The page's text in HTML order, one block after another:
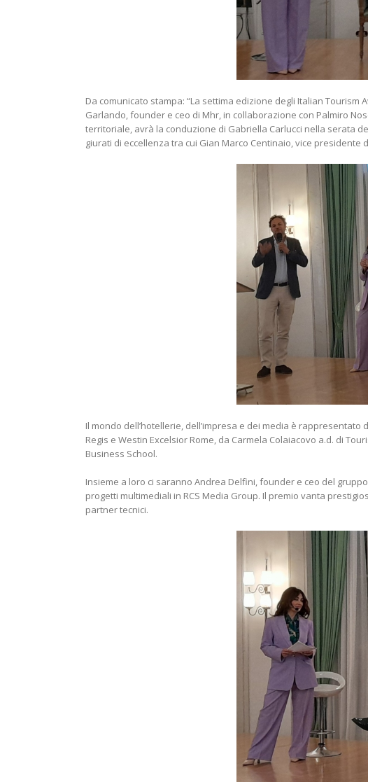
Da comunicato stampa: “La settima edizione degli Italian
Garlando, founder e ceo di Mhr, in collaborazione con Palmiro
territoriale, avrà la conduzione di Gabriella Carlucci nella serata
giurati di eccellenza tra cui Gian Marco Centinaio, vice presidente
Il mondo dell’hotellerie, dell’impresa e dei media è
Regis e Westin Excelsior Rome, da Carmela Colaiacovo a.d. di
Business School.
Insieme a loro ci saranno Andrea Delfini, founder e ceo del
progetti multimediali in RCS Media Group. Il premio vanta
partner tecnici.